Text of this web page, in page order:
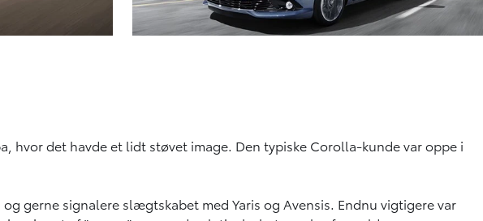
hvor det havde et lidt støvet image. Den typiske Corolla-kunde var oppe i
gerne signalere slægtskabet med Yaris og Avensis. Endnu vigtigere var